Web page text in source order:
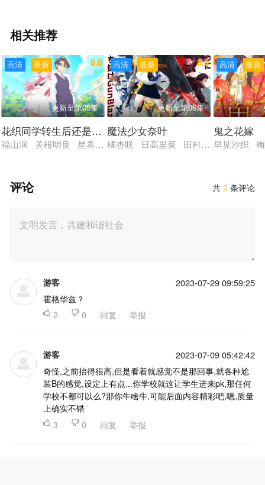
相关推荐
最新
高清 8.0
更新至第05集
花织同学转生后还是想干架
福山润 关根明良 星希成奏 上田瞳 德井青空
最新
高清 8.0
更新至第06集
魔法少女奈叶
橘杏咲 日高里菜 田村由香里 水树
最新
高清
鬼之花嫁
早见沙织
共2 条评论
评论
游客 2023-07-29 09:59:25
霍格华兹？
 2  0 回复 举报
游客 2023-07-09 05:42:42
奇怪,之前抬得很高,但是看着就感觉不是那回事,就各种尬
装B的感觉,设定上有点...你学校就这让学生进来pk,那任何
学校不都可以么?那你牛啥牛,可能后面内容精彩吧,嗯,质量
上确实不错
 3  0 回复 举报